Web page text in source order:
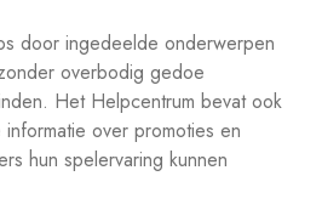
door ingedeelde onderwerpen
overbodig gedoe
Het Helpcentrum bevat ook
over promoties en
hun spelervaring kunnen